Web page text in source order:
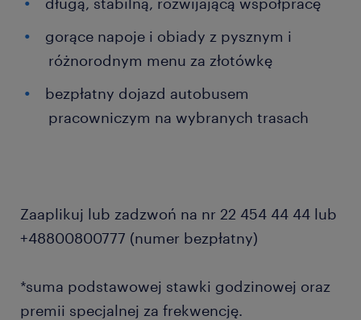
gorące napoje i obiady z pysznym i
różnorodnym menu za złotówkę
bezpłatny dojazd autobusem
pracowniczym na wybranych trasach
Zaaplikuj lub zadzwoń na nr 22 454 44 44 lub
+48800800777 (numer bezpłatny)
*suma podstawowej stawki godzinowej oraz
premii specjalnej za frekwencję.